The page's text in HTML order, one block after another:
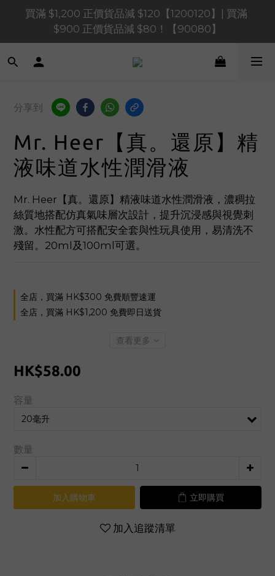
買滿 $1,200 正價貨品減 $120【1200120】| 買滿
$900 正價貨品減 $80！【90080】
買滿 $1,200 正價貨品減 $120【1200120】| 買滿
$900 正價貨品減 $80！【90080】
買滿 $600 正價貨品減 $40【60040】| 買滿 $400 正
📢 系統維護通知 – SHOPLINE Payments FPS將於
2026 年 8 月 9 日（日）凌晨 01:00 至 11:00 暫停交易
買滿 $1,200 正價貨品減 $120【1200120】| 買滿
$900 正價貨品減 $80！【90080】
分享到
Mr. Heer【真。還原】精
液味道水性潤滑液
Mr. Heer【真。還原】精液味道水性潤滑液，濃稠拉
絲質地搭配仿真氣味層次設計，提升沉浸感與視覺刺
激。水性配方可搭配安全套與性玩具使用，易清洗不
殘留。20ml及100ml可選。
全店，買滿 HK$300 免費順豐速運
全店，買滿 HK$1,200 免費即日送貨
查看更多
HK$58.00
容量
數量
加入購物車 立即購買
加入追蹤清單